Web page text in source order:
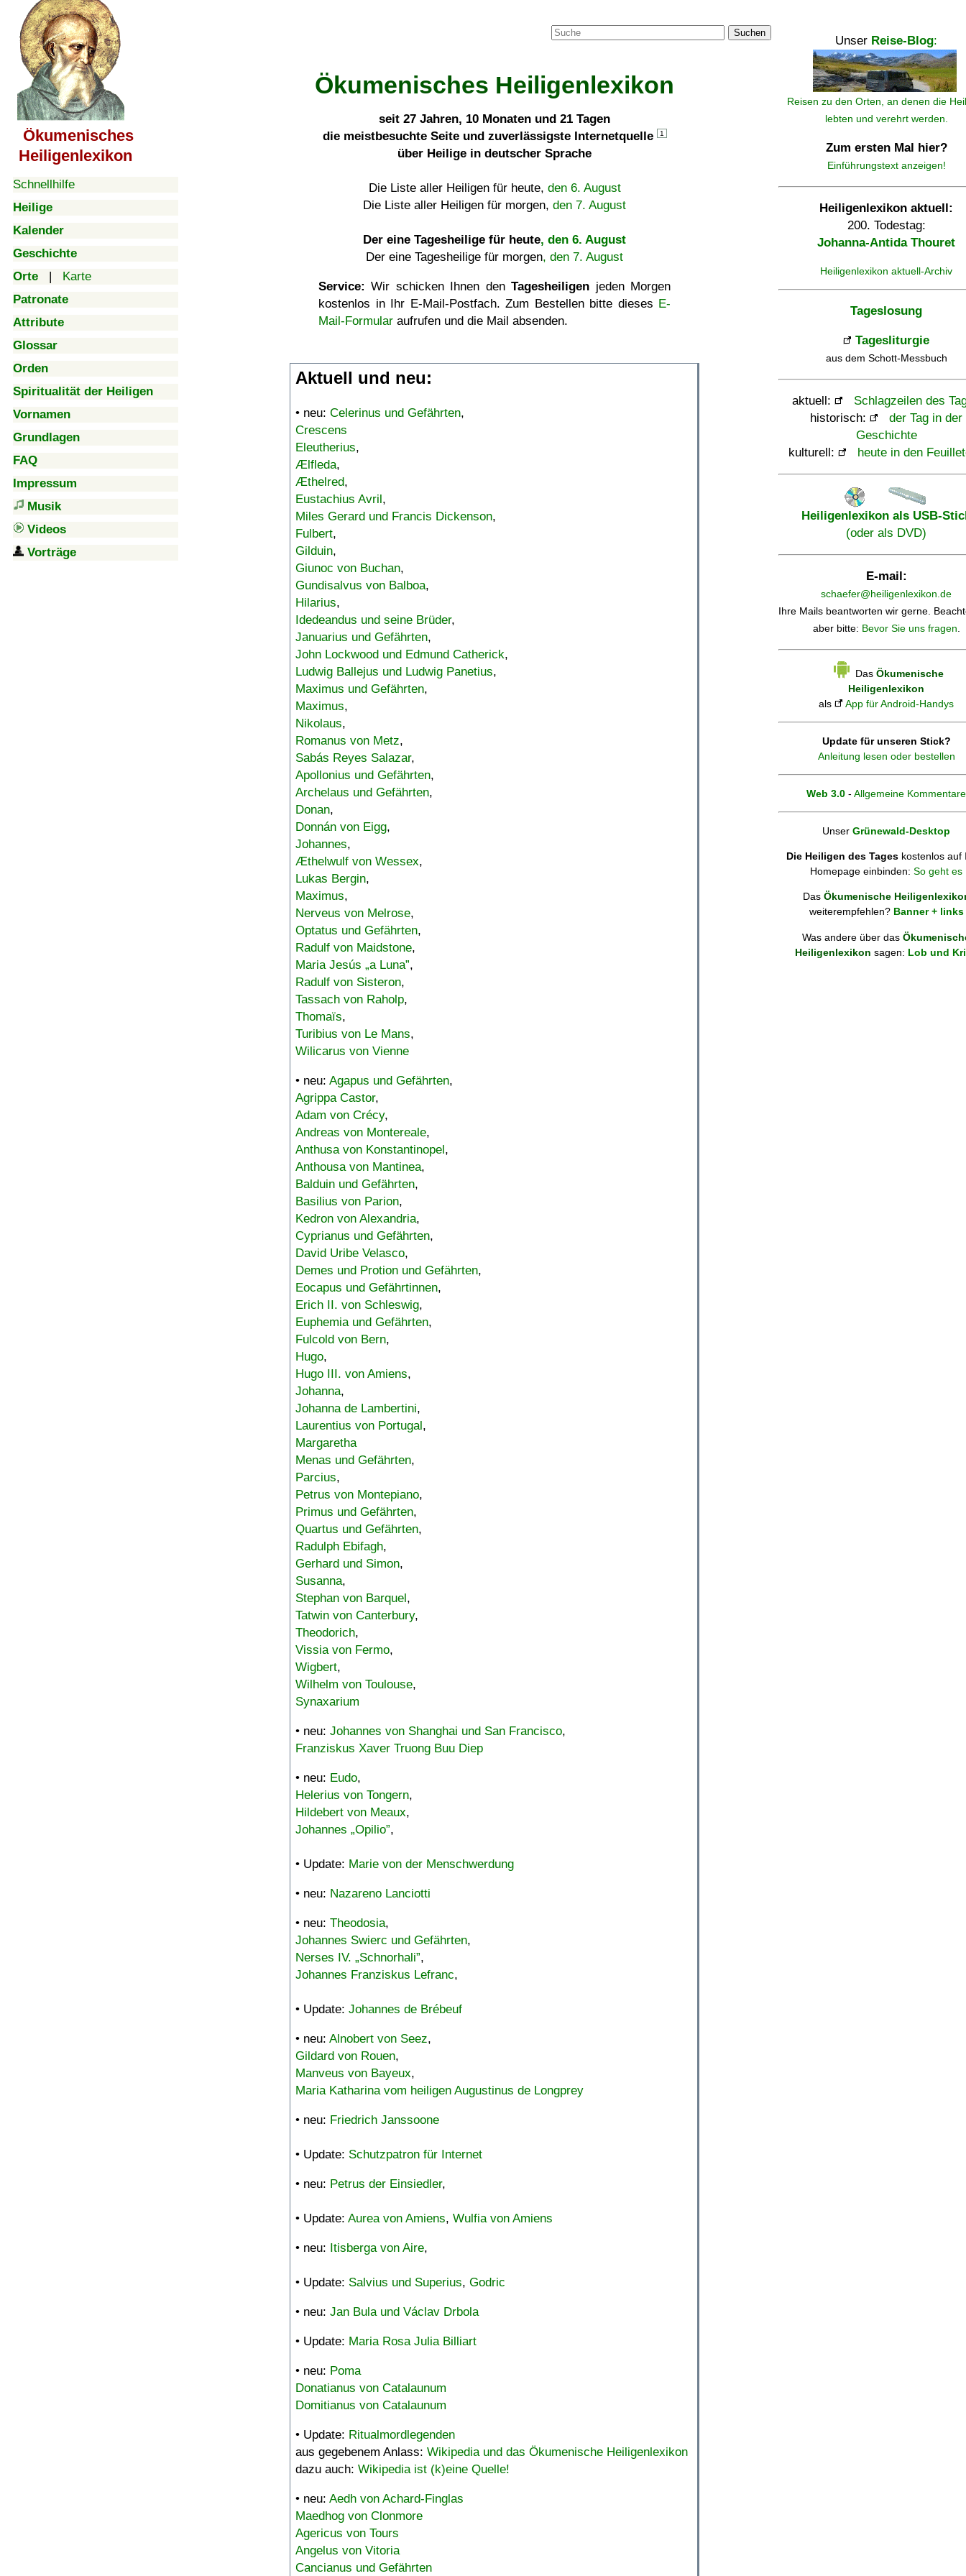
Ökumenisches
Heiligenlexikon
Schnellhilfe
Heilige
Kalender
Geschichte
Orte | Karte
Patronate
Attribute
Glossar
Orden
Spiritualität der Heiligen
Vornamen
Grundlagen
FAQ
Impressum
Musik
Videos
Vorträge
Suchen
Ökumenisches Heiligenlexikon
seit 27 Jahren, 10 Monaten und 21 Tagen
die meistbesuchte Seite und zuverlässigste Internetquelle
1
über Heilige in deutscher Sprache
Die Liste aller Heiligen für heute, den 6. August
Die Liste aller Heiligen für morgen, den 7. August
Der eine Tagesheilige für heute, den 6. August
Der eine Tagesheilige für morgen, den 7. August
Service: Wir schicken Ihnen denTagesheiligen jeden Morgen
kostenlos in Ihr E-Mail-Postfach. Zum Bestellen bitte dieses E-
Mail-Formular aufrufen und die Mail absenden.
Aktuell und neu:
• neu: Celerinus und Gefährten,
Crescens
Eleutherius,
Ælfleda,
Æthelred,
Eustachius Avril,
Miles Gerard und Francis Dickenson,
Fulbert,
Gilduin,
Giunoc von Buchan,
Gundisalvus von Balboa,
Hilarius,
Idedeandus und seine Brüder,
Januarius und Gefährten,
John Lockwood und Edmund Catherick,
Ludwig Ballejus und Ludwig Panetius,
Maximus und Gefährten,
Maximus,
Nikolaus,
Romanus von Metz,
Sabás Reyes Salazar,
Apollonius und Gefährten,
Archelaus und Gefährten,
Donan,
Donnán von Eigg,
Johannes,
Æthelwulf von Wessex,
Lukas Bergin,
Maximus,
Nerveus von Melrose,
Optatus und Gefährten,
Radulf von Maidstone,
Maria Jesús „a Luna”,
Radulf von Sisteron,
Tassach von Raholp,
Thomaïs,
Turibius von Le Mans,
Wilicarus von Vienne
• neu: Agapus und Gefährten,
Agrippa Castor,
Adam von Crécy,
Andreas von Montereale,
Anthusa von Konstantinopel,
Anthousa von Mantinea,
Balduin und Gefährten,
Basilius von Parion,
Kedron von Alexandria,
Cyprianus und Gefährten,
David Uribe Velasco,
Demes und Protion und Gefährten,
Eocapus und Gefährtinnen,
Erich II. von Schleswig,
Euphemia und Gefährten,
Fulcold von Bern,
Hugo,
Hugo III. von Amiens,
Johanna,
Johanna de Lambertini,
Laurentius von Portugal,
Margaretha
Menas und Gefährten,
Parcius,
Petrus von Montepiano,
Primus und Gefährten,
Quartus und Gefährten,
Radulph Ebifagh,
Gerhard und Simon,
Susanna,
Stephan von Barquel,
Tatwin von Canterbury,
Theodorich,
Vissia von Fermo,
Wigbert,
Wilhelm von Toulouse,
Synaxarium
• neu: Johannes von Shanghai und San Francisco,
Franziskus Xaver Truong Buu Diep
• neu: Eudo,
Helerius von Tongern,
Hildebert von Meaux,
Johannes „Opilio”,
• Update: Marie von der Menschwerdung
• neu: Nazareno Lanciotti
• neu: Theodosia,
Johannes Swierc und Gefährten,
Nerses IV. „Schnorhali”,
Johannes Franziskus Lefranc,
• Update: Johannes de Brébeuf
• neu: Alnobert von Seez,
Gildard von Rouen,
Manveus von Bayeux,
Maria Katharina vom heiligen Augustinus de Longprey
• neu: Friedrich Janssoone
• Update: Schutzpatron für Internet
• neu: Petrus der Einsiedler,
• Update: Aurea von Amiens, Wulfia von Amiens
• neu: Itisberga von Aire,
• Update: Salvius und Superius, Godric
• neu: Jan Bula und Václav Drbola
• Update: Maria Rosa Julia Billiart
• neu: Poma
Donatianus von Catalaunum
Domitianus von Catalaunum
• Update: Ritualmordlegenden
aus gegebenem Anlass: Wikipedia und das Ökumenische Heiligenlexikon
dazu auch: Wikipedia ist (k)eine Quelle!
• neu: Aedh von Achard-Finglas
Maedhog von Clonmore
Agericus von Tours
Angelus von Vitoria
Cancianus und Gefährten
Unser Reise-Blog:
Reisen zu den Orten, an denen die
lebten und verehrt werden.
Zum ersten Mal hier?
Einführungstext anzeigen!
Heiligenlexikon aktuell:
200. Todestag:
Johanna-Antida Thouret
Heiligenlexikon aktuell-Archiv
Tageslosung
Tagesliturgie
aus dem Schott-Messbuch
aktuell:
Schlagzeilen des
historisch:
der Tag in der
Geschichte
kulturell:
heute in den
Heiligenlexikon als USB-
(oder als DVD)
E-mail:
schaefer@heiligenlexikon.de
Ihre Mails beantworten wir gerne.
aber bitte: Bevor Sie uns fragen.
Das Ökumenische
Heiligenlexikon
als
App für Android-Handys
Update für unseren Stick?
Anleitung lesen oder bestellen
Web 3.0 - Allgemeine Kommentare
Unser Grünewald-Desktop
Die Heiligen des Tages kostenlos auf
Homepage einbinden: So geht es
Das Ökumenische
weiterempfehlen? Banner + links
Was andere über das
Heiligenlexikon sagen: Lob und